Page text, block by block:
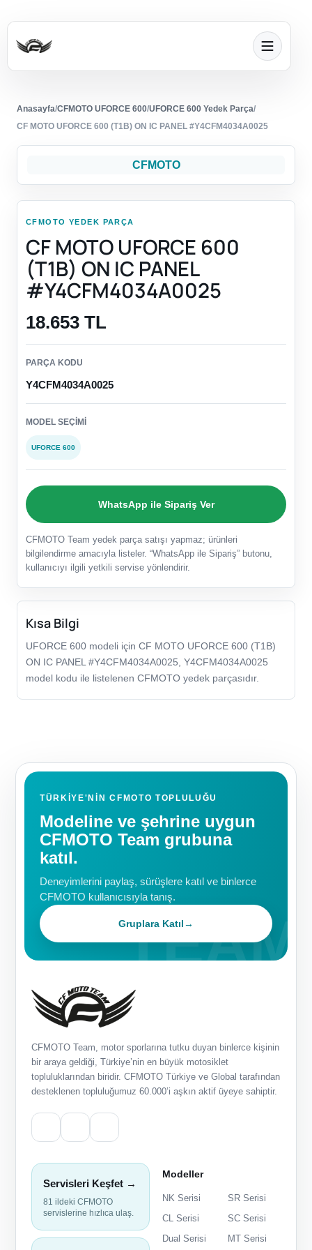
Anasayfa/CFMOTO UFORCE 600/UFORCE 600 Yedek Parça/
CF MOTO UFORCE 600 (T1B) ON IC PANEL #Y4CFM4034A0025
CFMOTO
CFMOTO YEDEK PARÇA
CF MOTO UFORCE 600
(T1B) ON IC PANEL
#Y4CFM4034A0025
18.653 TL
PARÇA KODU
Y4CFM4034A0025
MODEL SEÇIMI
UFORCE 600
WhatsApp ile Sipariş Ver
CFMOTO Team yedek parça satışı yapmaz; ürünleri
bilgilendirme amacıyla listeler. “WhatsApp ile Sipariş” butonu,
kullanıcıyı ilgili yetkili servise yönlendirir.
Kısa Bilgi
UFORCE 600 modeli için CF MOTO UFORCE 600 (T1B)
ON IC PANEL #Y4CFM4034A0025, Y4CFM4034A0025
model kodu ile listelenen CFMOTO yedek parçasıdır.
TÜRKIYE'NIN CFMOTO TOPLULUĞU
Modeline ve şehrine uygun
CFMOTO Team grubuna
katıl.
Deneyimlerini paylaş, sürüşlere katıl ve binlerce
CFMOTO kullanıcısıyla tanış.
Gruplara Katıl→
CFMOTO Team, motor sporlarına tutku duyan binlerce kişinin
bir araya geldiği, Türkiye’nin en büyük motosiklet
topluluklarından biridir. CFMOTO Türkiye ve Global tarafından
desteklenen topluluğumuz 60.000’i aşkın aktif üyeye sahiptir.
Servisleri Keşfet →
81 ildeki CFMOTO
servislerine hızlıca ulaş.
Modeller
NK Serisi
SR Serisi
CL Serisi
SC Serisi
Dual Serisi
MT Serisi